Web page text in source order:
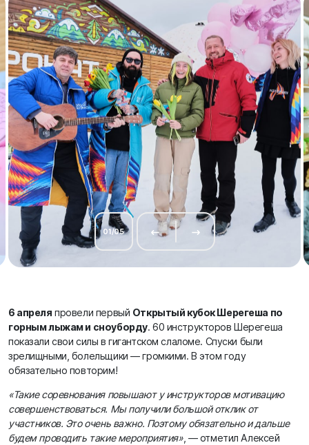
01/05
6 апреля провели первый Открытый кубок Шерегеша по
горным лыжам и сноуборду. 60 инструкторов Шерегеша
показали свои силы в гигантском слаломе. Спуски были
зрелищными, болельщики — громкими. В этом году
обязательно повторим!
«Такие соревнования повышают у инструкторов мотивацию
совершенствоваться. Мы получили большой отклик от
участников. Это очень важно. Поэтому обязательно и дальше
будем проводить такие мероприятия», — отметил Алексей